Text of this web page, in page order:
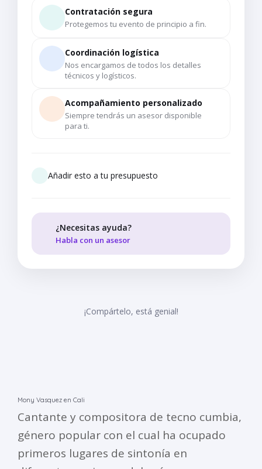
Contratación segura
Protegemos tu evento de principio a fin.
Coordinación logística
Nos encargamos de todos los detalles
técnicos y logísticos.
Acompañamiento personalizado
Siempre tendrás un asesor disponible
para ti.
Añadir esto a tu presupuesto
¿Necesitas ayuda?
Habla con un asesor
¡Compártelo, está genial!
Mony Vasquez en Cali
Cantante y compositora de tecno cumbia,
género popular con el cual ha ocupado
primeros lugares de sintonía en